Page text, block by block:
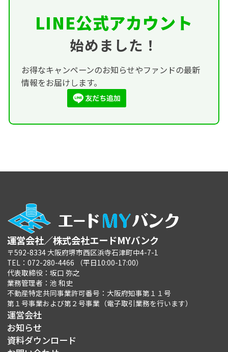
LINE公式アカウント
始めました！
お得なキャンペーンのお知らせやファンドの最新
情報をお届けします。
運営会社／株式会社エードMYバンク
〒592-8334 大阪府堺市西区浜寺石津町中4-7-1
TEL：072-280-4466 （平日10:00-17:00）
代表取締役：坂口 弥之
業務管理者：池 和史
不動産特定共同事業許可番号：大阪府知事第１１号
第１号事業および第２号事業（電子取引業務を行います）
運営会社
お知らせ
資料ダウンロード